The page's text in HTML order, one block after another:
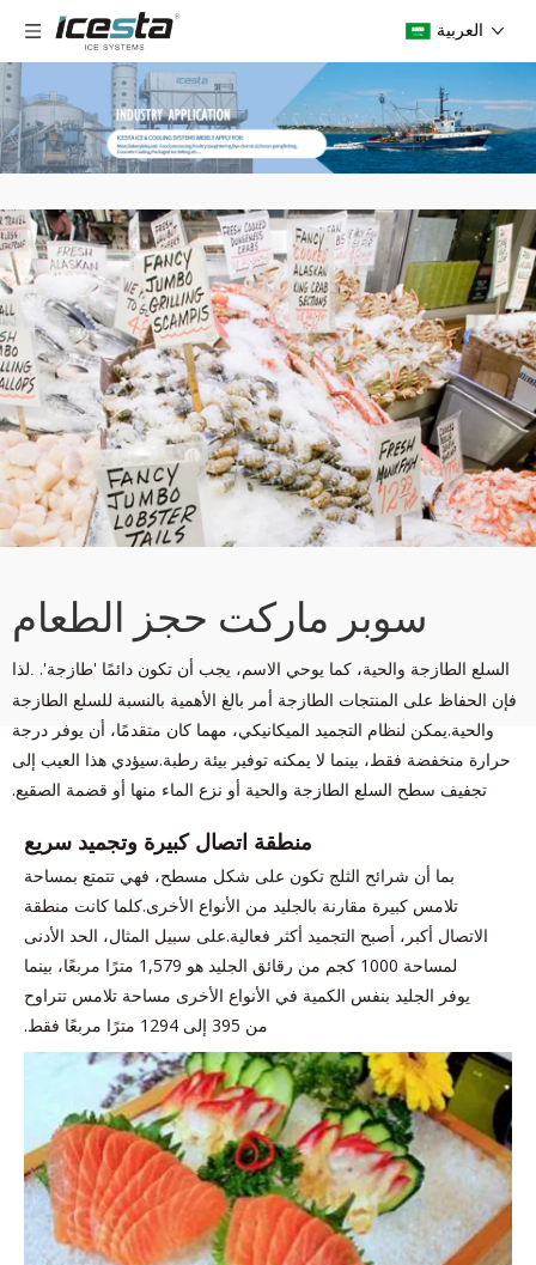
العربية
سوبر ماركت حجز الطعام
السلع الطازجة والحية، كما يوحي الاسم، يجب أن تكون دائمًا 'طازجة'. .لذا
فإن الحفاظ على المنتجات الطازجة أمر بالغ الأهمية بالنسبة للسلع الطازجة
والحية.يمكن لنظام التجميد الميكانيكي، مهما كان متقدمًا، أن يوفر درجة
حرارة منخفضة فقط، بينما لا يمكنه توفير بيئة رطبة.سيؤدي هذا العيب إلى
تجفيف سطح السلع الطازجة والحية أو نزع الماء منها أو قضمة الصقيع.
منطقة اتصال كبيرة وتجميد سريع
بما أن شرائح الثلج تكون على شكل مسطح، فهي تتمتع بمساحة
تلامس كبيرة مقارنة بالجليد من الأنواع الأخرى.كلما كانت منطقة
الاتصال أكبر، أصبح التجميد أكثر فعالية.على سبيل المثال، الحد الأدنى
لمساحة 1000 كجم من رقائق الجليد هو 1,579 مترًا مربعًا، بينما
يوفر الجليد بنفس الكمية في الأنواع الأخرى مساحة تلامس تتراوح
من 395 إلى 1294 مترًا مربعًا فقط.